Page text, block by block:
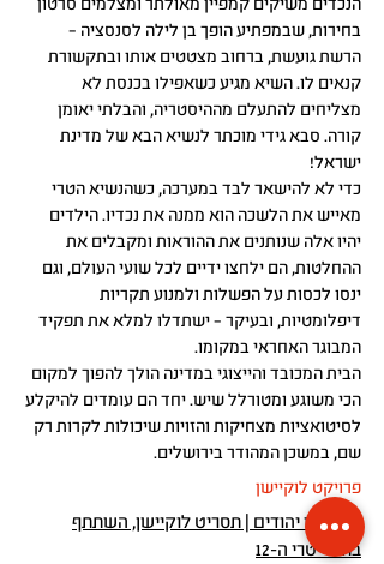
הנכדים משיקים קמפיין מאולתר ומצלמים סרטון
בחירות, שבמפתיע הופך בן לילה לסנסציה –
הרשת גועשת, ברחוב מצטטים אותו ובתקשורת
קנאים לו. השיא מגיע כשאפילו בכנסת לא
מצליחים להתעלם מההיסטריה, והבלתי יאומן
קורה. סבא גידי מוכתר לנשיא הבא של מדינת
ישראל!
כדי לא להישאר לבד במערכה, כשהנשיא הטרי
מאייש את הלשכה הוא ממנה את נכדיו. הילדים
יהיו אלה שנותנים את ההוראות ומקבלים את
ההחלטות, הם ילחצו ידיים לכל שועי העולם, וגם
ינסו לכסות על הפשלות ולמנוע תקריות
דיפלומטיות, ובעיקר – ישתדלו למלא את תפקיד
המבוגר האחראי במקומו.
הבית המכובד והייצוגי במדינה הולך להפוך למקום
הכי משוגע ומטורלל שיש. יחד הם עומדים להיקלע
לסיטואציות מצחיקות והזויות שיכולות לקרות רק
שם, במשכן המהודר בירושלים.
פרויקט לוקיישן
כי אנחנו יהודים | תסריט לוקיישן, השתתף
בתסריטרי ה-12